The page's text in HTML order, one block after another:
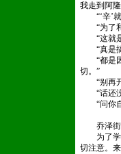
我走到阿
“‘辛’就
“为了和
“这就是
“真是
“都是因
切。”
“别再开
“话还没
“问你自
乔泽街
为了学会
切注意。